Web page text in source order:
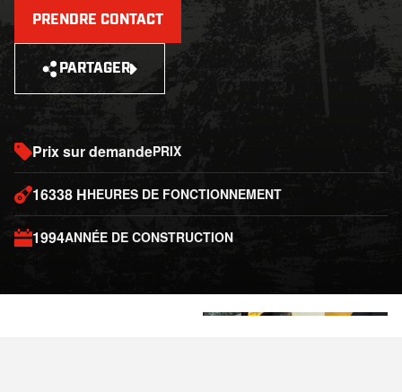
PRENDRE CONTACT
PARTAGER
Prix sur demandePRIX
16338 HHEURES DE FONCTIONNEMENT
1994ANNÉE DE CONSTRUCTION